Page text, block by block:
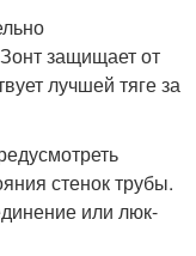
защищает от
лучшей тяге за
стенок трубы.
или люк-